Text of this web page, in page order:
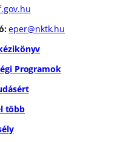
eper@nktk.hu
Programok
több